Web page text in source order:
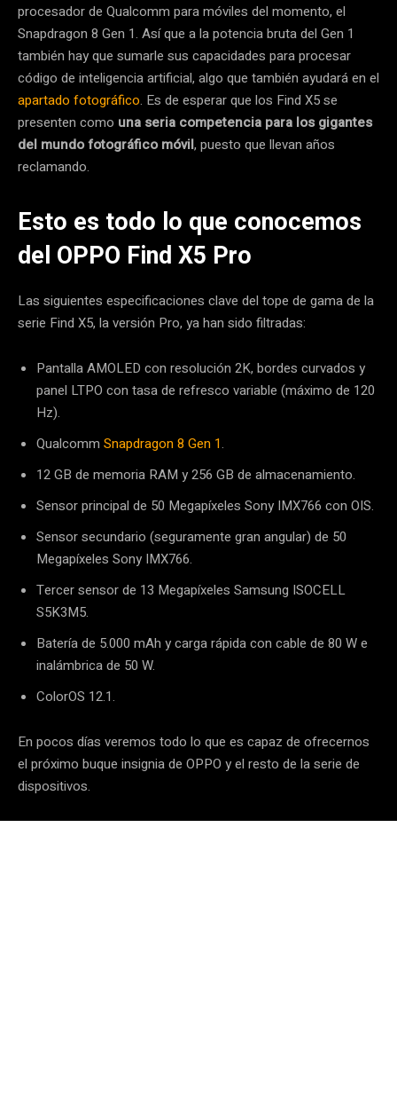
procesador de Qualcomm para móviles del momento, el
Snapdragon 8 Gen 1. Así que a la potencia bruta del Gen 1
también hay que sumarle sus capacidades para procesar
código de inteligencia artificial, algo que también ayudará en el
apartado fotográfico. Es de esperar que los Find X5 se
presenten como una seria competencia para los gigantes
del mundo fotográfico móvil, puesto que llevan años
reclamando.
Esto es todo lo que conocemos
del OPPO Find X5 Pro
Las siguientes especificaciones clave del tope de gama de la
serie Find X5, la versión Pro, ya han sido filtradas:
Pantalla AMOLED con resolución 2K, bordes curvados y
panel LTPO con tasa de refresco variable (máximo de 120
Hz).
Qualcomm Snapdragon 8 Gen 1.
12 GB de memoria RAM y 256 GB de almacenamiento.
Sensor principal de 50 Megapíxeles Sony IMX766 con OIS.
Sensor secundario (seguramente gran angular) de 50
Megapíxeles Sony IMX766.
Tercer sensor de 13 Megapíxeles Samsung ISOCELL
S5K3M5.
Batería de 5.000 mAh y carga rápida con cable de 80 W e
inalámbrica de 50 W.
ColorOS 12.1.
En pocos días veremos todo lo que es capaz de ofrecernos
el próximo buque insignia de OPPO y el resto de la serie de
dispositivos.